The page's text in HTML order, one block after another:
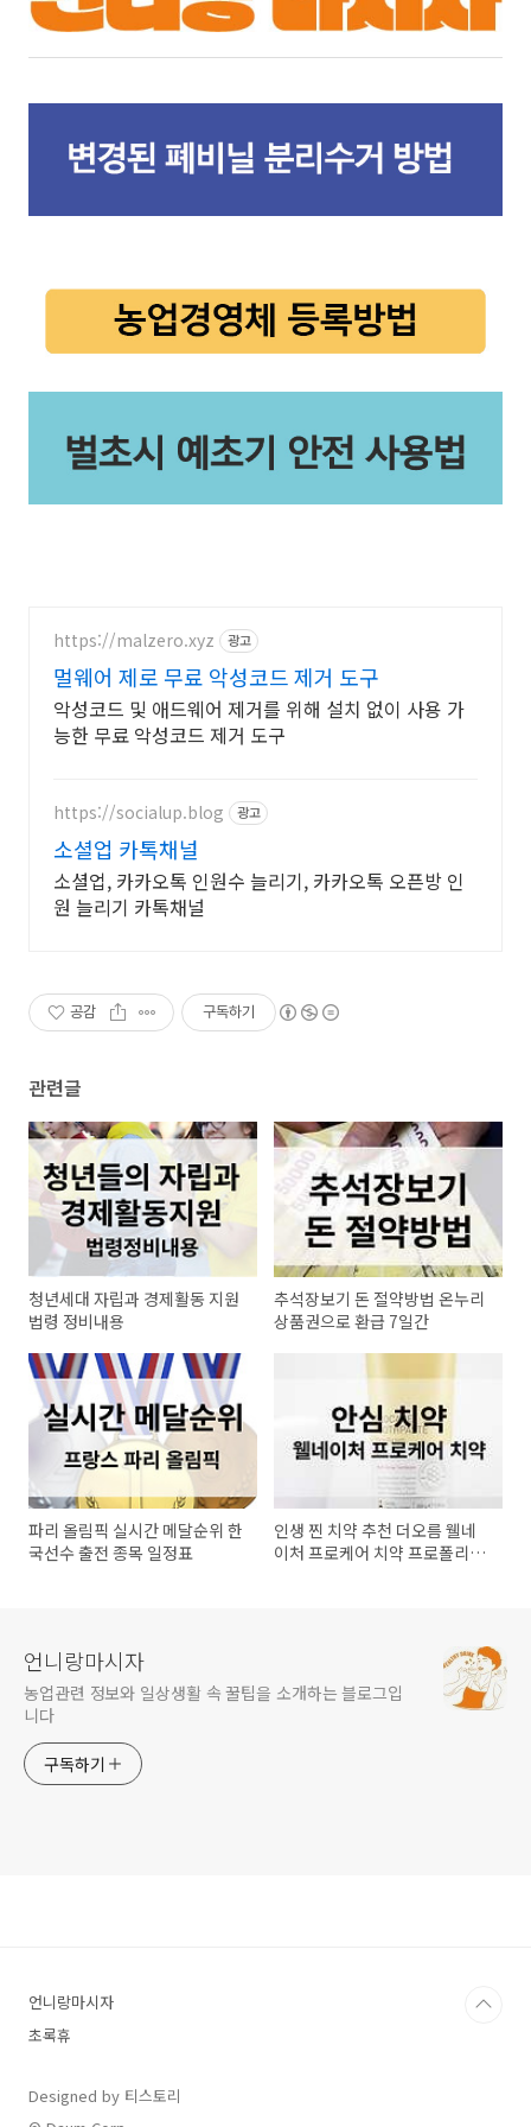
https://malzero.xyz 광고
멀웨어 제로 무료 악성코드 제거 도구
악성코드 및 애드웨어 제거를 위해 설치 없이 사용 가
능한 무료 악성코드 제거 도구
https://socialup.blog 광고
소셜업 카톡채널
소셜업, 카카오톡 인원수 늘리기, 카카오톡 오픈방 인
원 늘리기 카톡채널
공감 구독하기
관련글
청년세대 자립과 경제활동 지원
법령 정비내용
추석장보기 돈 절약방법 온누리
상품권으로 환급 7일간
파리 올림픽 실시간 메달순위 한
국선수 출전 종목 일정표
인생 찐 치약 추천 더오름 웰네
이처 프로케어 치약 프로폴리스
언니랑마시자
농업관련 정보와 일상생활 속 꿀팁을 소개하는 블로그입
니다
구독하기
언니랑마시자
초록휴
Designed by 티스토리